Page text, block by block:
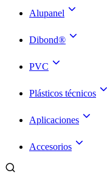
Alupanel
Dibond®
PVC
Plásticos técnicos
Aplicaciones
Accesorios